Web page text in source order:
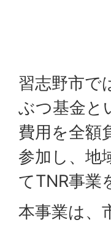
習志野市で
ぶつ基金と
費用を全額
参加し、地
てTNR事業
本事業は、